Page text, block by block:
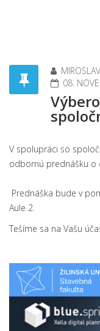
08.
V spolupráci so
odbornú prednášku o
Prednáška bude v
Aule 2.
Tešíme sa na Vašu